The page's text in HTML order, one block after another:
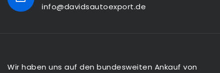
info@davidsautoexport.de
Wir haben uns auf den bundesweiten Ankauf von